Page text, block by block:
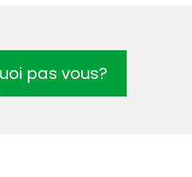
pas vous?